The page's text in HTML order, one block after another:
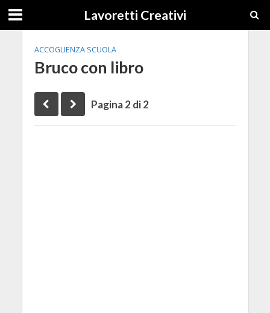
Lavoretti Creativi
ACCOGLIENZA SCUOLA
Bruco con libro
Pagina 2 di 2